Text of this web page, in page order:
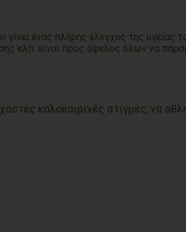
ένας πλήρης έλεγχος της υγείας
κλπ. είναι προς όφελος όλων να
καλοκαιρινές στιγμές, να